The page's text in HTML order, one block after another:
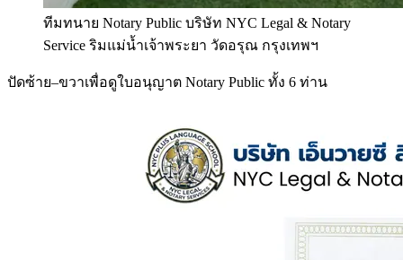
ทีมทนาย Notary Public บริษัท NYC Legal & Notary
Service ริมแม่น้ำเจ้าพระยา วัดอรุณ กรุงเทพฯ
ปัดซ้าย–ขวาเพื่อดูใบอนุญาต Notary Public ทั้ง 6 ท่าน